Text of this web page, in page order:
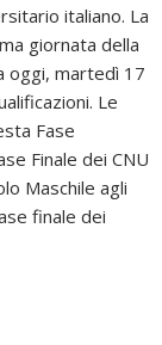
italiano. La
giornata della
oggi, martedì 17
Le
Fase
Finale dei CNU
Maschile agli
finale dei